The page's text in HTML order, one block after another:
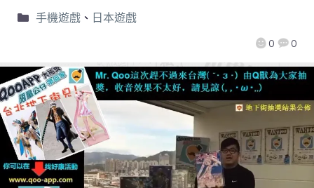
0 0
手機遊戲、 日本遊戲